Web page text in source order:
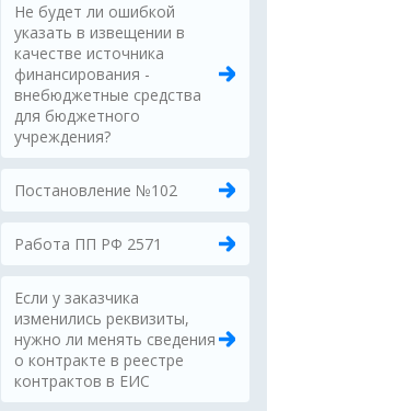
Не будет ли ошибкой
указать в извещении в
качестве источника
финансирования -
внебюджетные средства
для бюджетного
учреждения?
Постановление №102
Работа ПП РФ 2571
Если у заказчика
изменились реквизиты,
нужно ли менять сведения
о контракте в реестре
контрактов в ЕИС